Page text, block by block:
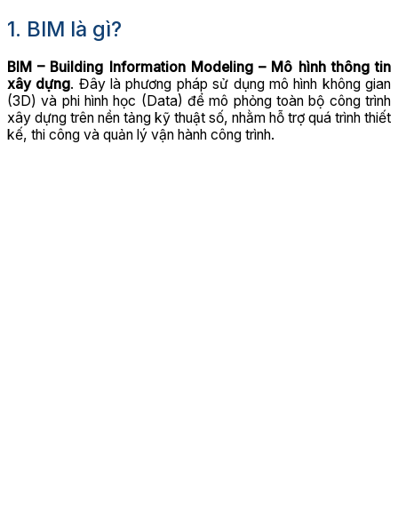
1. BIM là gì?
BIM – Building Information Modeling – Mô hình thông tin
xây dựng. Đây là phương pháp sử dụng mô hình không gian
(3D) và phi hình học (Data) để mô phỏng toàn bộ công trình
xây dựng trên nền tảng kỹ thuật số, nhằm hỗ trợ quá trình thiết
kế, thi công và quản lý vận hành công trình.